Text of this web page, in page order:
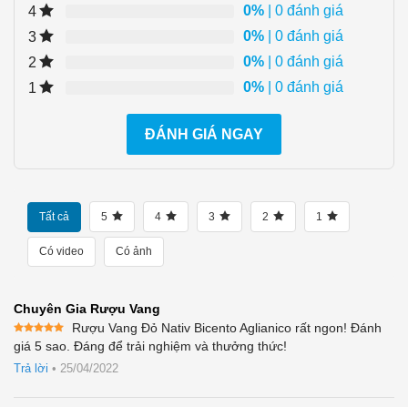
4
0% | 0 đánh giá
3
0% | 0 đánh giá
2
0% | 0 đánh giá
1
0% | 0 đánh giá
ĐÁNH GIÁ NGAY
Tất cả 5 4 3 2 1
Có video Có ảnh
Chuyên Gia Rượu Vang
Được xếp
hạng5 5
sao
Rượu Vang Đỏ Nativ Bicento Aglianico rất ngon! Đánh
giá 5 sao. Đáng để trải nghiệm và thưởng thức!
Trả lời • 25/04/2022